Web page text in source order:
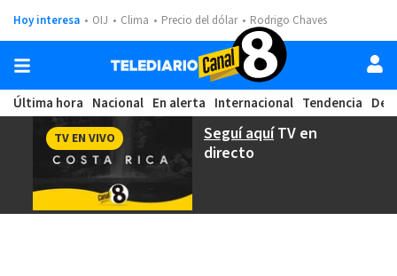
Hoy interesa OIJ Clima Precio del dólar Rodrigo Chaves
Última hora Nacional En alerta Internacional Tendencia
Seguí aquíTV en
directo
TV EN VIVO